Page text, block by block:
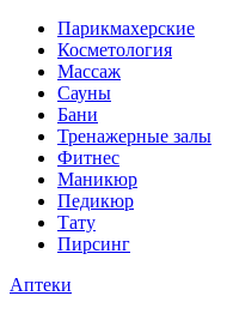
Парикмахерские
Косметология
Массаж
Сауны
Бани
Тренажерные залы
Фитнес
Маникюр
Педикюр
Тату
Пирсинг
Аптеки